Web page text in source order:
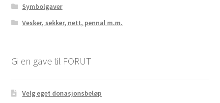
Symbolgaver
Vesker, sekker, nett, pennal m.m.
Gi en gave til FORUT
Velg eget donasjonsbeløp